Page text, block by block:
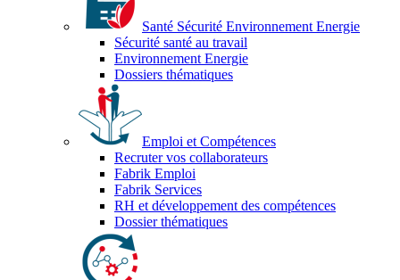
Santé Sécurité Environnement Energie
Sécurité santé au travail
Environnement Energie
Dossiers thématiques
Emploi et Compétences
Recruter vos collaborateurs
Fabrik Emploi
Fabrik Services
RH et développement des compétences
Dossier thématiques